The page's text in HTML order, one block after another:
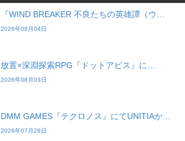
『WIND BREAKER 不良たちの英雄譚（ウ…
2026年08月04日
放置×深淵探索RPG『ドットアビス』に…
2026年08月03日
DMM GAMES『テクロノス』にてUNITIAか…
2026年07月28日